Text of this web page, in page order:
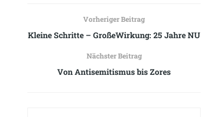
Vorheriger Beitrag
Kleine Schritte – GroßeWirkung: 25 Jahre NU
Nächster Beitrag
Von Antisemitismus bis Zores